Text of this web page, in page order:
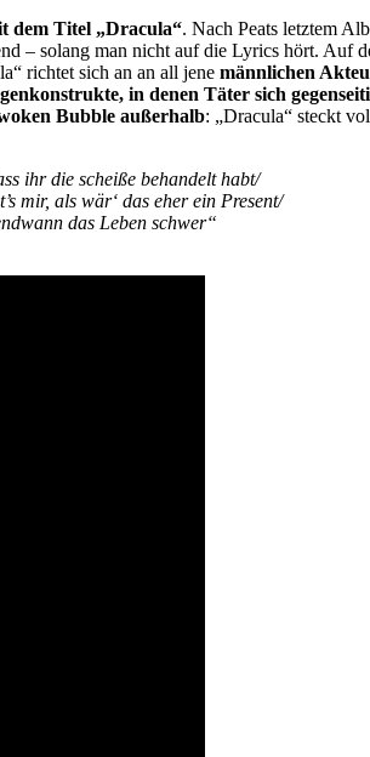
dem Titel „Dracula“. Nach Peats letztem
– solang man nicht auf die Lyrics hört. Auf
richtet sich an an all jene männlichen
in denen Täter sich
Bubble außerhalb: „Dracula“ steckt
ihr die scheiße behandelt habt/
mir, als wär‘ das eher ein Present/
das Leben schwer“